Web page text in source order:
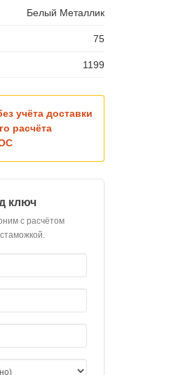
Белый Металлик
75
1199
учёта доставки
расчёта
ключ
с расчётом